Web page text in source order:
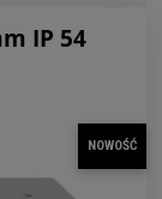
IP 54
NOWOŚĆ